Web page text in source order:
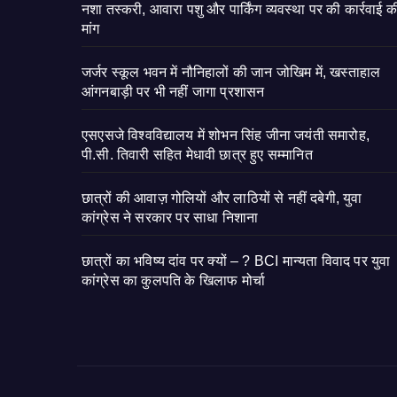
नशा तस्करी, आवारा पशु और पार्किंग व्यवस्था पर की कार्रवाई
मांग
जर्जर स्कूल भवन में नौनिहालों की जान जोखिम में, खस्ताहाल
आंगनबाड़ी पर भी नहीं जागा प्रशासन
एसएसजे विश्वविद्यालय में शोभन सिंह जीना जयंती समारोह,
पी.सी. तिवारी सहित मेधावी छात्र हुए सम्मानित
छात्रों की आवाज़ गोलियों और लाठियों से नहीं दबेगी, युवा
कांग्रेस ने सरकार पर साधा निशाना
छात्रों का भविष्य दांव पर क्यों – ? BCI मान्यता विवाद पर युवा
कांग्रेस का कुलपति के खिलाफ मोर्चा